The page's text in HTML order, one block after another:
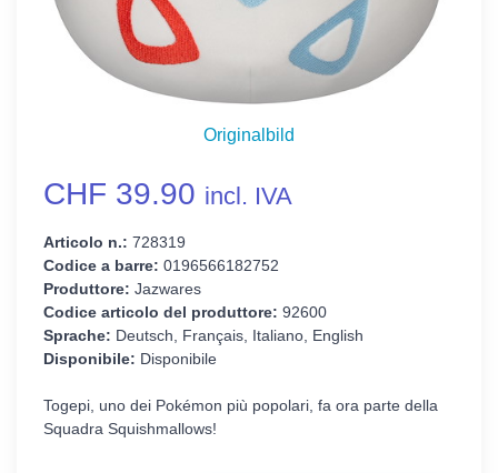
Originalbild
CHF 39.90 incl. IVA
Articolo n.: 728319
Codice a barre: 0196566182752
Produttore: Jazwares
Codice articolo del produttore: 92600
Sprache: Deutsch, Français, Italiano, English
Disponibile: Disponibile
Togepi, uno dei Pokémon più popolari, fa ora parte della
Squadra Squishmallows!